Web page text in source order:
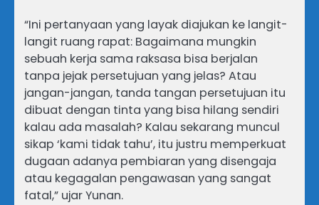
“Ini pertanyaan yang layak diajukan ke langit-
langit ruang rapat: Bagaimana mungkin
sebuah kerja sama raksasa bisa berjalan
tanpa jejak persetujuan yang jelas? Atau
jangan-jangan, tanda tangan persetujuan itu
dibuat dengan tinta yang bisa hilang sendiri
kalau ada masalah? Kalau sekarang muncul
sikap ‘kami tidak tahu’, itu justru memperkuat
dugaan adanya pembiaran yang disengaja
atau kegagalan pengawasan yang sangat
fatal,” ujar Yunan.